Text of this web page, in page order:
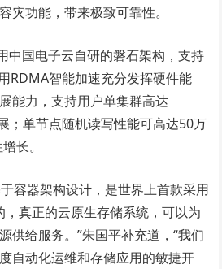
灾功能，带来极致可靠性。
中国电子云自研的磐石架构，支持
RDMA智能加速充分发挥硬件能
能力，支持用户单集群高达
；单节点随机读写性能可高达50万
长。
容器架构设计，是世界上首款采用
真正的云原生存储系统，可以为
供给服务。”朱国平补充道，“我们
自动化运维和存储应用的敏捷开